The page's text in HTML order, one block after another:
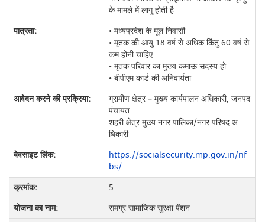
के मामले में लागू होती है
• मध्यप्रदेश के मूल निवासी
• मृतक की आयु 18 वर्ष से अधिक किंतु 60 वर्ष से
कम होनी चाहिए
• मृतक परिवार का मुख्य कमाऊ सदस्य हो
• बीपीएम कार्ड की अनिवार्यता
ग्रामीण क्षेत्र – मुख्य कार्यपालन अधिकारी, जनपद
पंचायत
शहरी क्षेत्र मुख्य नगर पालिका/नगर परिषद अ
धिकारी
https://socialsecurity.mp.gov.in/nf
bs/
5
समग्र सामाजिक सुरक्षा पेंशन